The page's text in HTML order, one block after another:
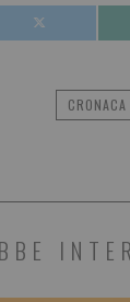
CRONACA